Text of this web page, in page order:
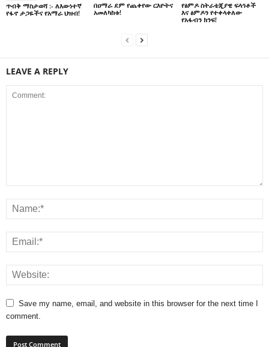
ጥብቅ ማስታወሻ :- ለእውነተኛ
የፋኖ ታጋዬችና የአማራ ህዝብ!
በዐማራ ደም የጨቀየው ርእዮትና
አመለካከቱ!
የፅምዶ ስትራቴጂያዊ ፍላጎቶች
እና ፅምዶን የተቀላቀለው
የአፋብን ክንፍ!
LEAVE A REPLY
Save my name, email, and website in this browser for the next time I
comment.